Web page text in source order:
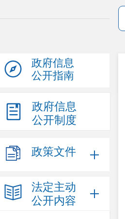
政府信息
公开指南
政府信息
公开制度
政策文件
法定主动
公开内容